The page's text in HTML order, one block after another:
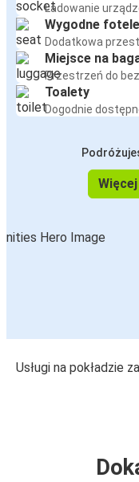
Ładowanie
Wygodne fotele
Dodatkowa
Miejsce na
Przestrzeń do
Toalety
Dogodnie
Usługi na pokładzie